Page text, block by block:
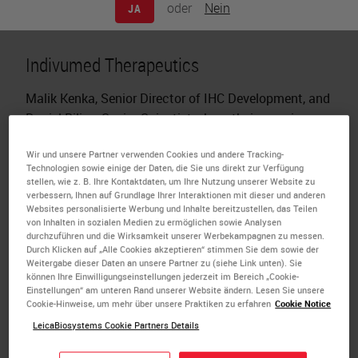
JA oder Nein
Indivumed Therapeutics
Malik Kenka, Senior Director of IHC Development, and
Daniel Bilius, Senior Scientist, share their experience
automated staining platforms for biotech and
pharma customers. They focus on implementing the
latest Multiplex IHC technologies to meet customer
needs in pre-clinical and clinical programs. The BOND
RX research stainer from Leica Biosystems was
chosen for its ability to perform automated
fluorescence Multiplex IHC, chromogenic IHC, and
RNA scope, ensuring high sensitivity, reproducibility,
and flexibility in protocol development.
The platform's intuitive design simplifies training,
Wir und unsere Partner verwenden Cookies und andere Tracking-
Technologien sowie einige der Daten, die Sie uns direkt zur Verfügung
stellen, wie z. B. Ihre Kontaktdaten, um Ihre Nutzung unserer Website zu
verbessern, Ihnen auf Grundlage Ihrer Interaktionen mit dieser und anderen
Websites personalisierte Werbung und Inhalte bereitzustellen, das Teilen
von Inhalten in sozialen Medien zu ermöglichen sowie Analysen
durchzuführen und die Wirksamkeit unserer Werbekampagnen zu messen.
Durch Klicken auf „Alle Cookies akzeptieren“ stimmen Sie dem sowie der
Weitergabe dieser Daten an unsere Partner zu (siehe Link unten). Sie
können Ihre Einwilligungseinstellungen jederzeit im Bereich „Cookie-
Einstellungen“ am unteren Rand unserer Website ändern. Lesen Sie unsere
Cookie-Hinweise, um mehr über unsere Praktiken zu erfahren Cookie Notice
LeicaBiosystems Cookie Partners Details